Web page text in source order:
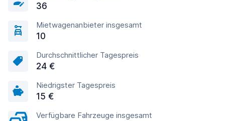
36
Mietwagenanbieter insgesamt
10
Durchschnittlicher Tagespreis
24 €
Niedrigster Tagespreis
15 €
Verfügbare Fahrzeuge insgesamt